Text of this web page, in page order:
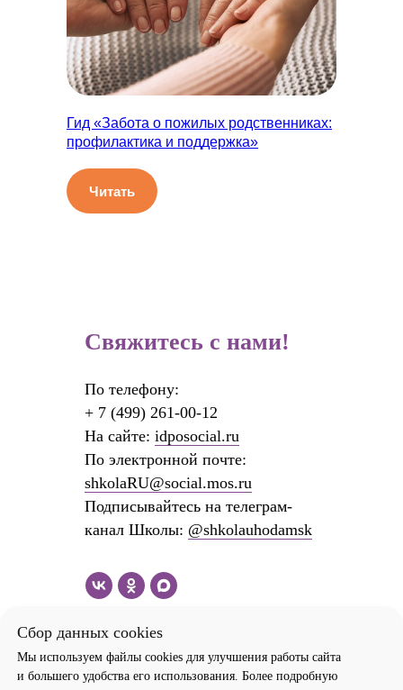
Сбор данных cookies
Мы используем файлы cookies для улучшения работы сайта
и большего удобства его использования. Более подробную
Гид «Забота о пожилых родственниках:
профилактика и поддержка»
Читать
Свяжитесь с нами!
По телефону:
+ 7 (499) 261-00-12
На сайте: idposocial.ru
По электронной почте:
shkolaRU@social.mos.ru
Подписывайтесь на телеграм-
канал Школы: @shkolauhodamsk